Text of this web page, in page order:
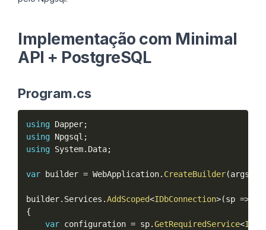
Implementação com Minimal
API + PostgreSQL
Program.cs
using Dapper;
using Npgsql ;
using System. Data;
var builder = WebApplication. CreateBuilder(args
builder. Services .AddScoped<IDbConnection>(sp =>
{
var configuration = sp.GetRequiredService<